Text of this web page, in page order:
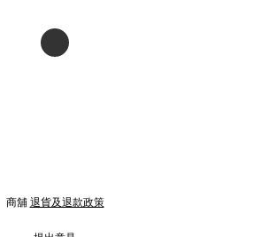
商舖 退貨及退款政策